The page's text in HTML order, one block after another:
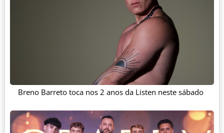
Breno Barreto toca nos 2 anos da Listen neste sábado